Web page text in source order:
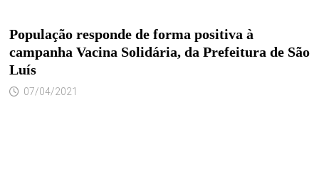
População responde de forma positiva à
campanha Vacina Solidária, da Prefeitura de São
Luís
07/04/2021